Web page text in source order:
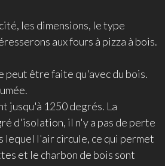
les dimensions, le type
aux fours à pizza à bois.
peut être faite qu'avec du bois.
jusqu'à 1250 degrés. La
d'isolation, il n'y a pas de perte
lequel l'air circule, ce qui permet
et le charbon de bois sont